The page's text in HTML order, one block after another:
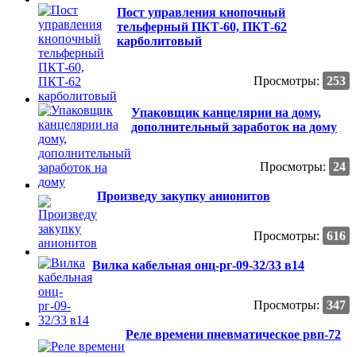
Пост управления кнопочный
тельферный ПКТ-60, ПКТ-62
карболитовый
Просмотры: 253
Упаковщик канцелярии на дому,
дополнительный заработок на дому
Просмотры: 24
Произведу закупку анионитов
Просмотры: 616
Вилка кабельная онц-рг-09-32/33 в14
Просмотры: 347
Реле времени пневматическое рвп-72